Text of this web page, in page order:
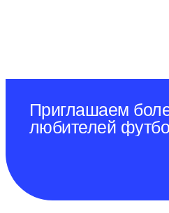
Приглашаем
любителей